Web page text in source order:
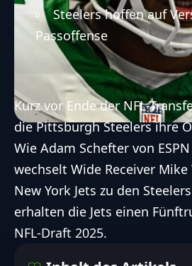
Steelers hoffen auf
Passoffense
Kurz vor Ende der NFL-
diePittsburgh Steelersihre
Wie Adam Schefter von ESPN
wechselt Wide Receiver
New York Jets zu den
erhalten die Jets einen
NFL-Draft 2025.